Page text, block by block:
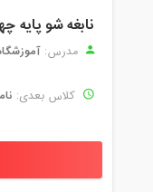
نابغه شو پایه
مدرس:
کلاس بعدی: